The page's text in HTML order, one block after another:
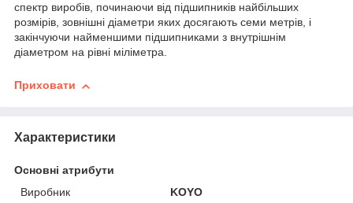
спектр виробів, починаючи від підшипників найбільших
розмірів, зовнішні діаметри яких досягають семи метрів, і
закінчуючи найменшими підшипниками з внутрішнім
діаметром на рівні міліметра.
Приховати
Характеристики
Основні атрибути
Виробник
KOYO